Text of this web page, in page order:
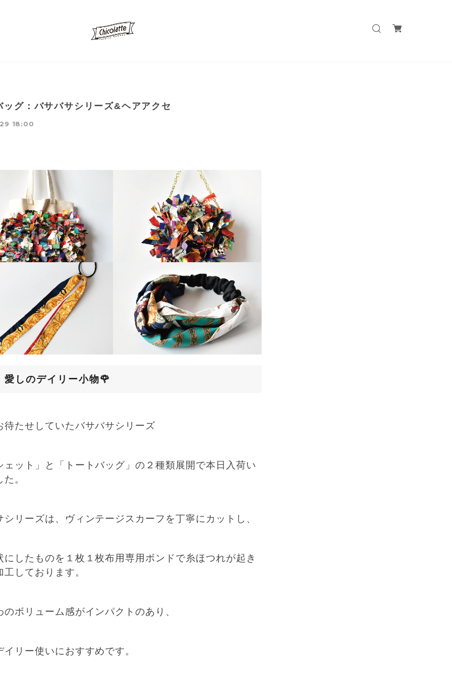
ッグ：バサバサシリーズ&ヘアアクセ
18:00
愛しのデイリー小物🌹
待たせしていたバサバサシリーズ
ェット」と「トートバッグ」の２種類展開で本日入荷い
。
シリーズは、ヴィンテージスカーフを丁寧にカットし、
にしたものを１枚１枚布用専用ボンドで糸ほつれが起き
しております。
のボリューム感がインパクトのあり、
リー使いにおすすめです。